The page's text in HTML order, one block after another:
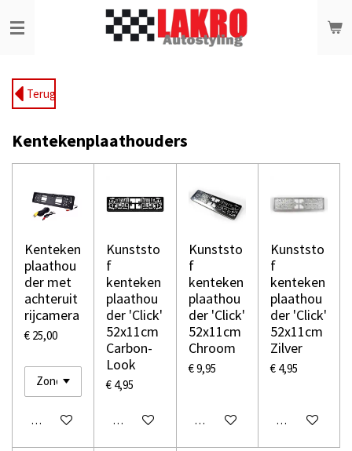
direct
hoofdinhoud
Terug
Kentekenplaathouders
Kenteken
plaathou
der met
achteruit
rijcamera
€ 25,00
In winkelwagen
Kunststo
f
kenteken
plaathou
der 'Click'
52x11cm
Carbon-
Look
€ 4,95
In winkelwagen
Kunststo
f
kenteken
plaathou
der 'Click'
52x11cm
Chroom
€ 9,95
In winkelwagen
Kunststo
f
kenteken
plaathou
der 'Click'
52x11cm
Zilver
€ 4,95
In winkelwagen